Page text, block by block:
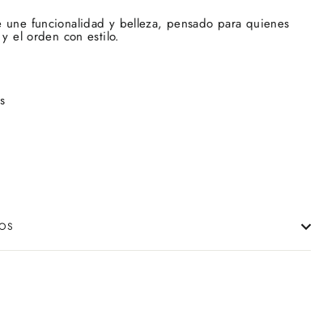
une funcionalidad y belleza, pensado para quienes
y el orden con estilo.